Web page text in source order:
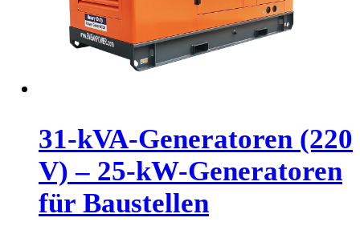
31-kVA-Generatoren (220
V) – 25-kW-Generatoren
für Baustellen